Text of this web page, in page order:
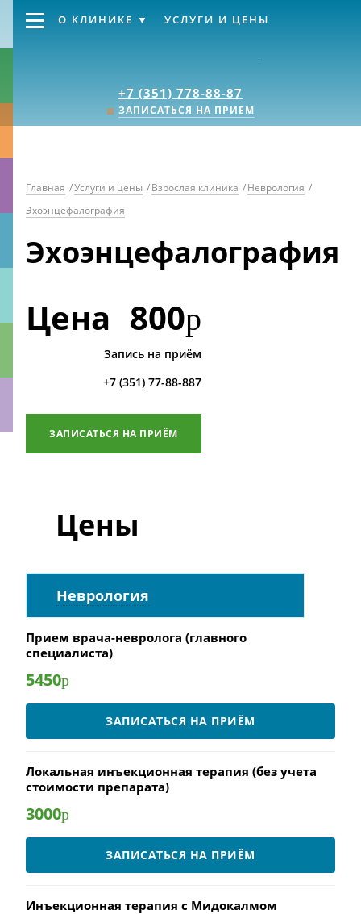
+7 (351) 778-88-87
ЗАПИСАТЬСЯ НА ПРИЕМ
О КЛИНИКЕ УСЛУГИ И ЦЕНЫ
Главная /Услуги и цены /Взрослая клиника /Неврология /
Эхоэнцефалография
Эхоэнцефалография
Цена 800р
Запись на приём
+7 (351) 77-88-887
ЗАПИСАТЬСЯ НА ПРИЁМ
Цены
Неврология
Прием врача-невролога (главного
специалиста)
5450р
ЗАПИСАТЬСЯ НА ПРИЁМ
Локальная инъекционная терапия (без учета
стоимости препарата)
3000р
ЗАПИСАТЬСЯ НА ПРИЁМ
Инъекционная терапия с Мидокалмом